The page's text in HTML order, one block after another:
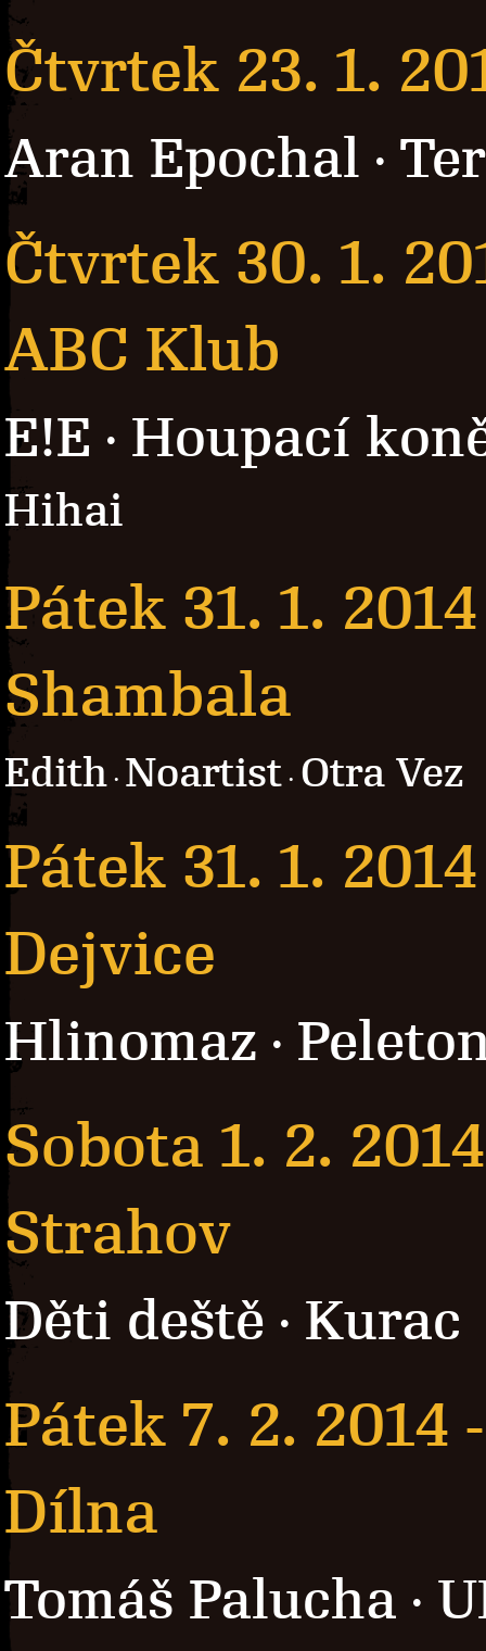
Čtvrtek 23. 1.
Aran Epochal ·
Čtvrtek 30. 1.
ABC Klub
E!E · Houpací
Hihai
Pátek 31. 1. 2014
Shambala
Edith · Noartist · Otra Vez
Pátek 31. 1. 2014
Dejvice
Hlinomaz ·
Sobota 1. 2. 2014
Strahov
Děti deště · Kurac
Pátek 7. 2. 2014
Dílna
Tomáš Palucha ·